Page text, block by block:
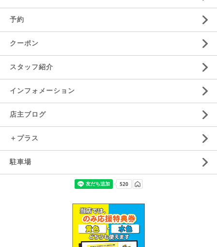
予約
クーポン
スタッフ紹介
インフォメーション
店主ブログ
＋プラス
駐車場